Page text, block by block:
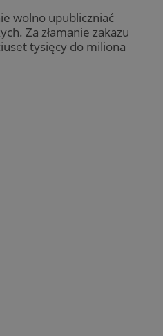
wolno upubliczniać
Za złamanie zakazu
tysięcy do miliona